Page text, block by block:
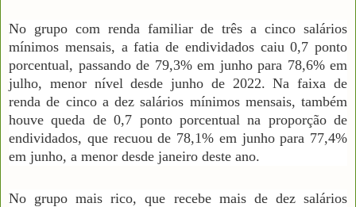
No grupo com renda familiar de três a cinco salários
mínimos mensais, a fatia de endividados caiu 0,7 ponto
porcentual, passando de 79,3% em junho para 78,6% em
julho, menor nível desde junho de 2022. Na faixa de
renda de cinco a dez salários mínimos mensais, também
houve queda de 0,7 ponto porcentual na proporção de
endividados, que recuou de 78,1% em junho para 77,4%
em junho, a menor desde janeiro deste ano.
No grupo mais rico, que recebe mais de dez salários